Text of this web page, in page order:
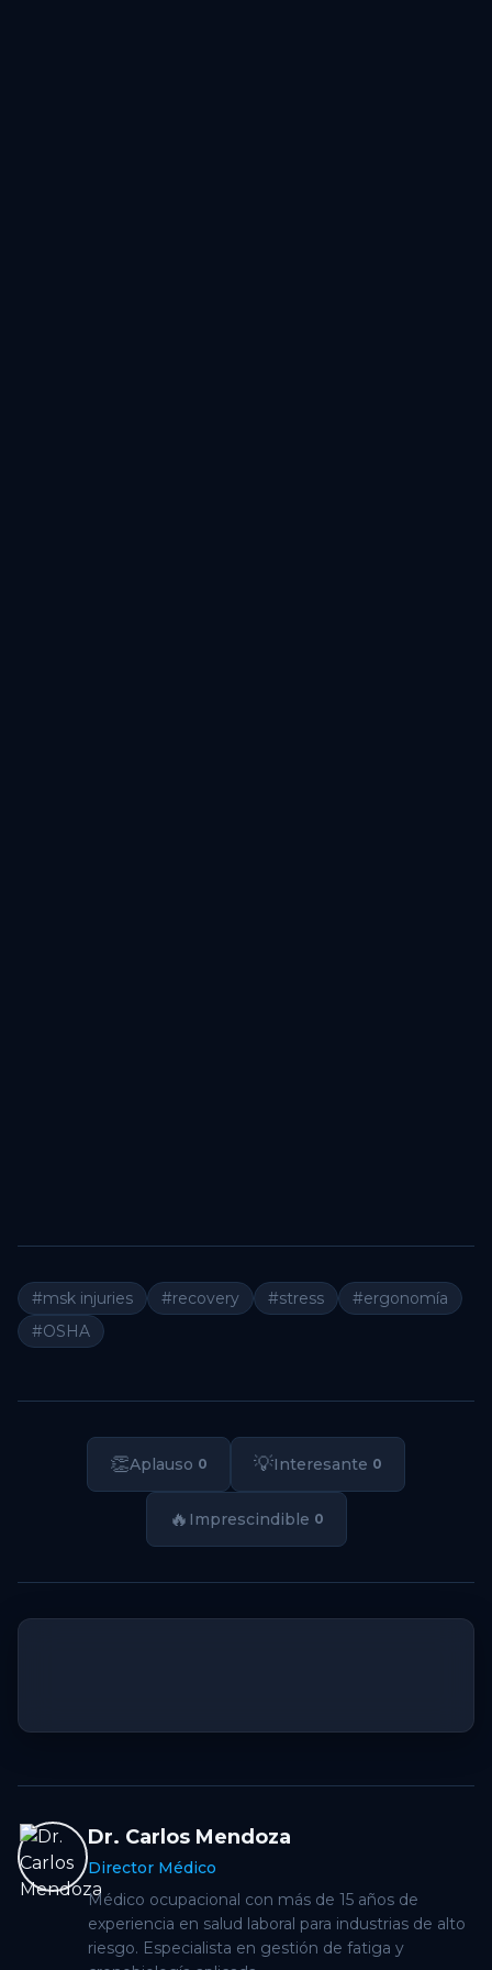
#msk injuries #recovery #stress
#ergonomía
#OSHA
👏Aplauso 0 💡Interesante 0
🔥 Imprescindible 0
Dr. Carlos Mendoza
Director Médico
Médico ocupacional con más de 15 años de
experiencia en salud laboral para industrias de alto
riesgo. Especialista en gestión de fatiga y